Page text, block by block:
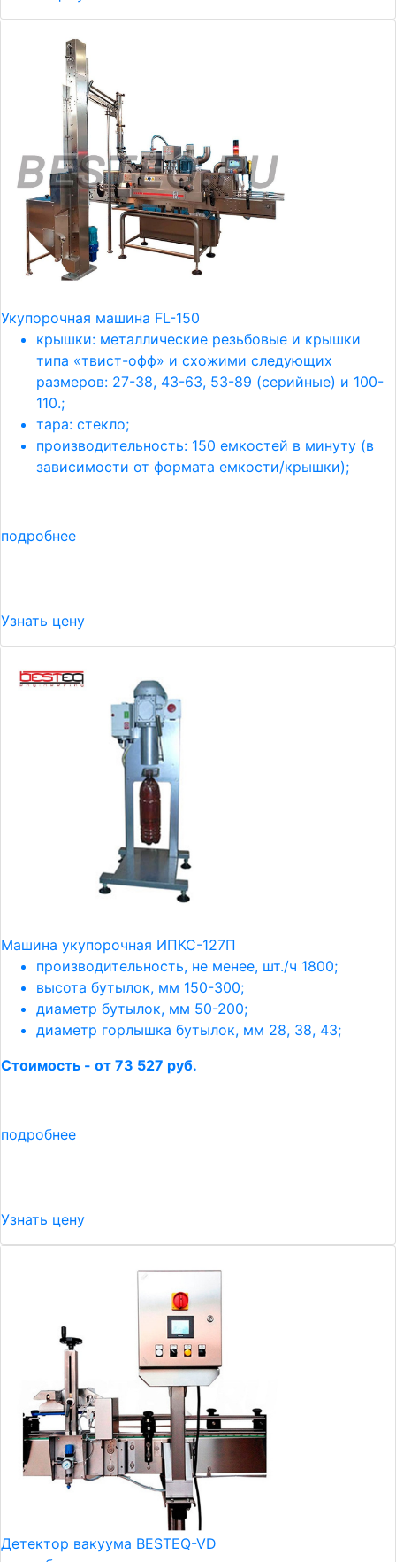
Укупорочная машина FL-150
крышки: металлические резьбовые и крышки
типа «твист-офф» и схожими следующих
размеров: 27-38, 43-63, 53-89 (серийные) и 100-
110.;
тара: стекло;
производительность: 150 емкостей в минуту (в
зависимости от формата емкости/крышки);
подробнее
Узнать цену
Машина укупорочная ИПКС-127П
производительность, не менее, шт./ч 1800;
высота бутылок, мм 150-300;
диаметр бутылок, мм 50-200;
диаметр горлышка бутылок, мм 28, 38, 43;
Стоимость - от 73 527 руб.
подробнее
Узнать цену
Детектор вакуума BESTEQ-VD